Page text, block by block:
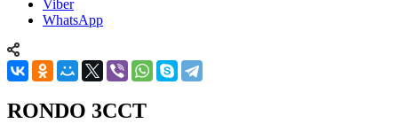
Viber
WhatsApp
RONDO 3CCT